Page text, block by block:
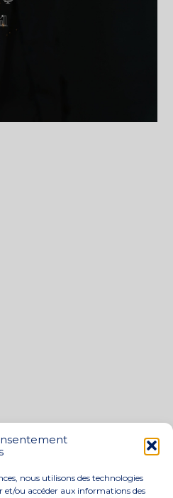
nous utilisons des technologies
et/ou accéder aux informations des